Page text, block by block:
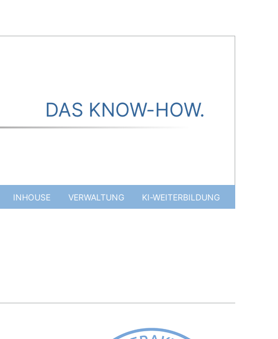
DAS KNOW-HOW.
INHOUSE VERWALTUNG KI-WEITERBILDUNG